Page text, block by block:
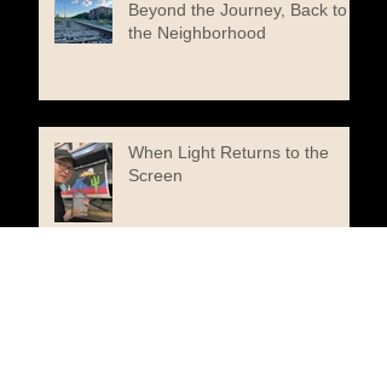
Beyond the Journey, Back to
the Neighborhood
When Light Returns to the
Screen